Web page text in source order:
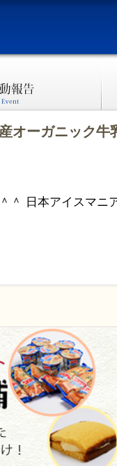
オーガニック牛
＾ 日本アイスマニ